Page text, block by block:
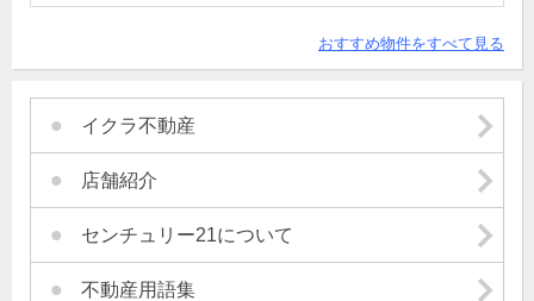
おすすめ物件をすべて見る
イクラ不動産
店舗紹介
センチュリー21について
不動産用語集